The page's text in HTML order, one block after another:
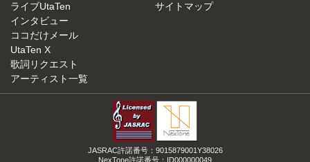
ライブUtaTen
インタビュー
ココだけメール
UtaTen X
歌詞リクエスト
アーティスト一覧
サイトマップ
JASRAC許諾番号：9015879001Y38026
NexTone許諾番号：ID000000049